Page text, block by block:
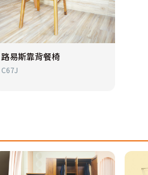
路易斯靠背餐椅
C67J